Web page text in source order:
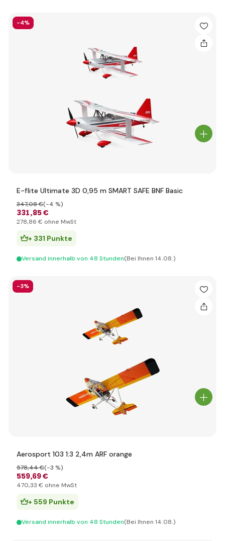
-4%
E-flite Ultimate 3D 0,95 m SMART SAFE BNF Basic
331,85 €
347,08 €(-4 %)
278,86 € ohne MwSt
+ 331 Punkte
Versand innerhalb von 48 Stunden(Bei Ihnen 14.08.)
-3%
Aerosport 103 1:3 2,4m ARF orange
559,69 €
578,44 €(-3 %)
470,33 € ohne MwSt
+ 559 Punkte
Versand innerhalb von 48 Stunden(Bei Ihnen 14.08.)